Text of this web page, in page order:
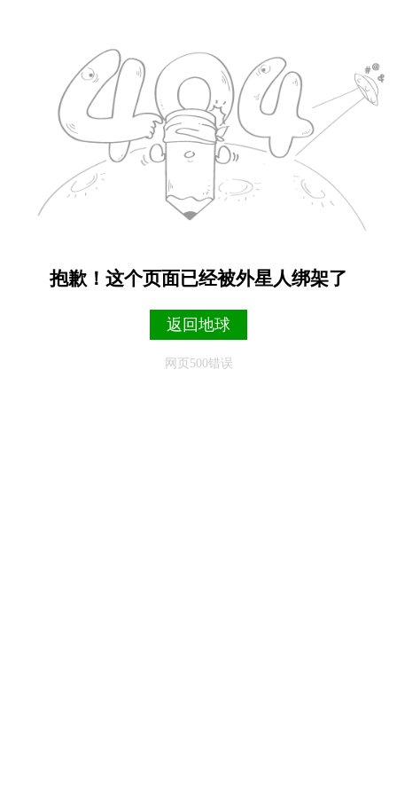
抱歉！这个页面已经被外星人绑架了
返回地球
网页500错误